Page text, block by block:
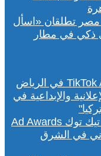
مصر تطلقان «اسأل
ذكي في مطار
في ديسمبر القادم.. جوائز تيك توك Ad Awards
في الشرق